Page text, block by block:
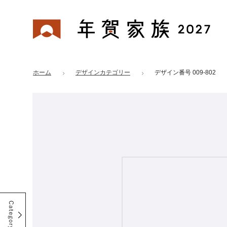
年賀家族 2027
ホーム デザインカテゴリー デザイン番号 009-802